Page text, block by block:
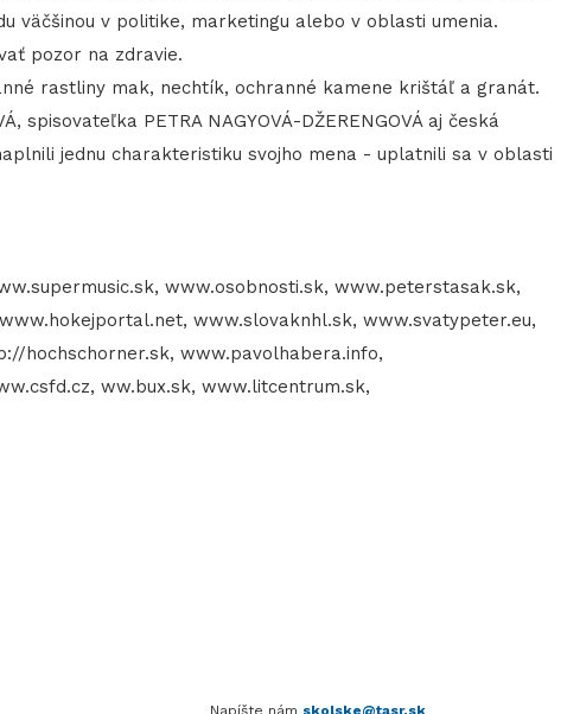
väčšinou v politike, marketingu alebo v oblasti umenia.
pozor na zdravie.
rastliny mak, nechtík, ochranné kamene krištáľ a granát.
PETRA NAGYOVÁ-DŽERENGOVÁ aj česká
jednu charakteristiku svojho mena - uplatnili sa v oblasti
www.osobnosti.sk, www.peterstasak.sk,
www.slovaknhl.sk, www.svatypeter.eu,
hochschorner.sk, www.pavolhabera.info,
ww.bux.sk, www.litcentrum.sk,
Napíšte nám skolske@tasr.sk